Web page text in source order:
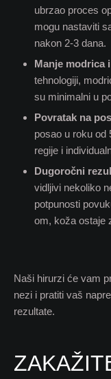
ubrzao proces
mogu nastaviti
nakon 2-3 dana.
Manje modrica
tehnologiji,
su minimalni u
Povratak na
posao u roku od
regije i
Dugoročni
vidljivi nekoliko
potpunosti
om, koža ostaje
Naši hirurzi će vam
nezi i pratiti vaš
rezultate.